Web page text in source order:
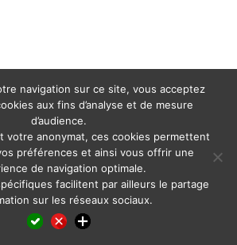
X WhatsAppPinterest
navigation sur ce site, vous acceptez
aux fins d’analyse et de mesure
d’audience.
votre anonymat, ces cookies permettent
préférences et ainsi vous offrir une
de navigation optimale.
facilitent par ailleurs le partage
sur les réseaux sociaux.